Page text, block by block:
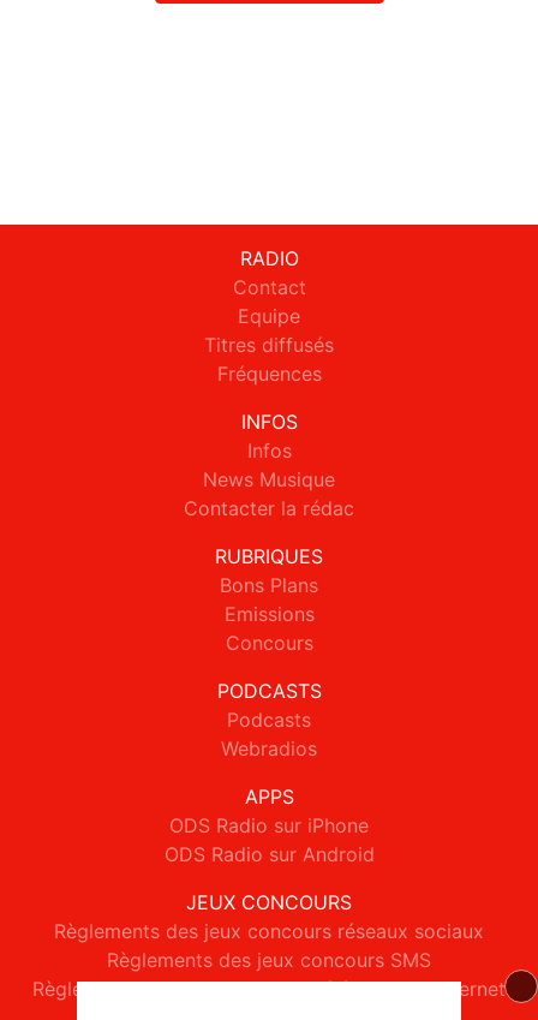
RADIO
Contact
Equipe
Titres diffusés
Fréquences
INFOS
Infos
News Musique
Contacter la rédac
RUBRIQUES
Bons Plans
Emissions
Concours
PODCASTS
Podcasts
Webradios
APPS
ODS Radio sur iPhone
ODS Radio sur Android
JEUX CONCOURS
Règlements des jeux concours réseaux sociaux
Règlements des jeux concours SMS
Règlements des jeux concours téléphone et internet